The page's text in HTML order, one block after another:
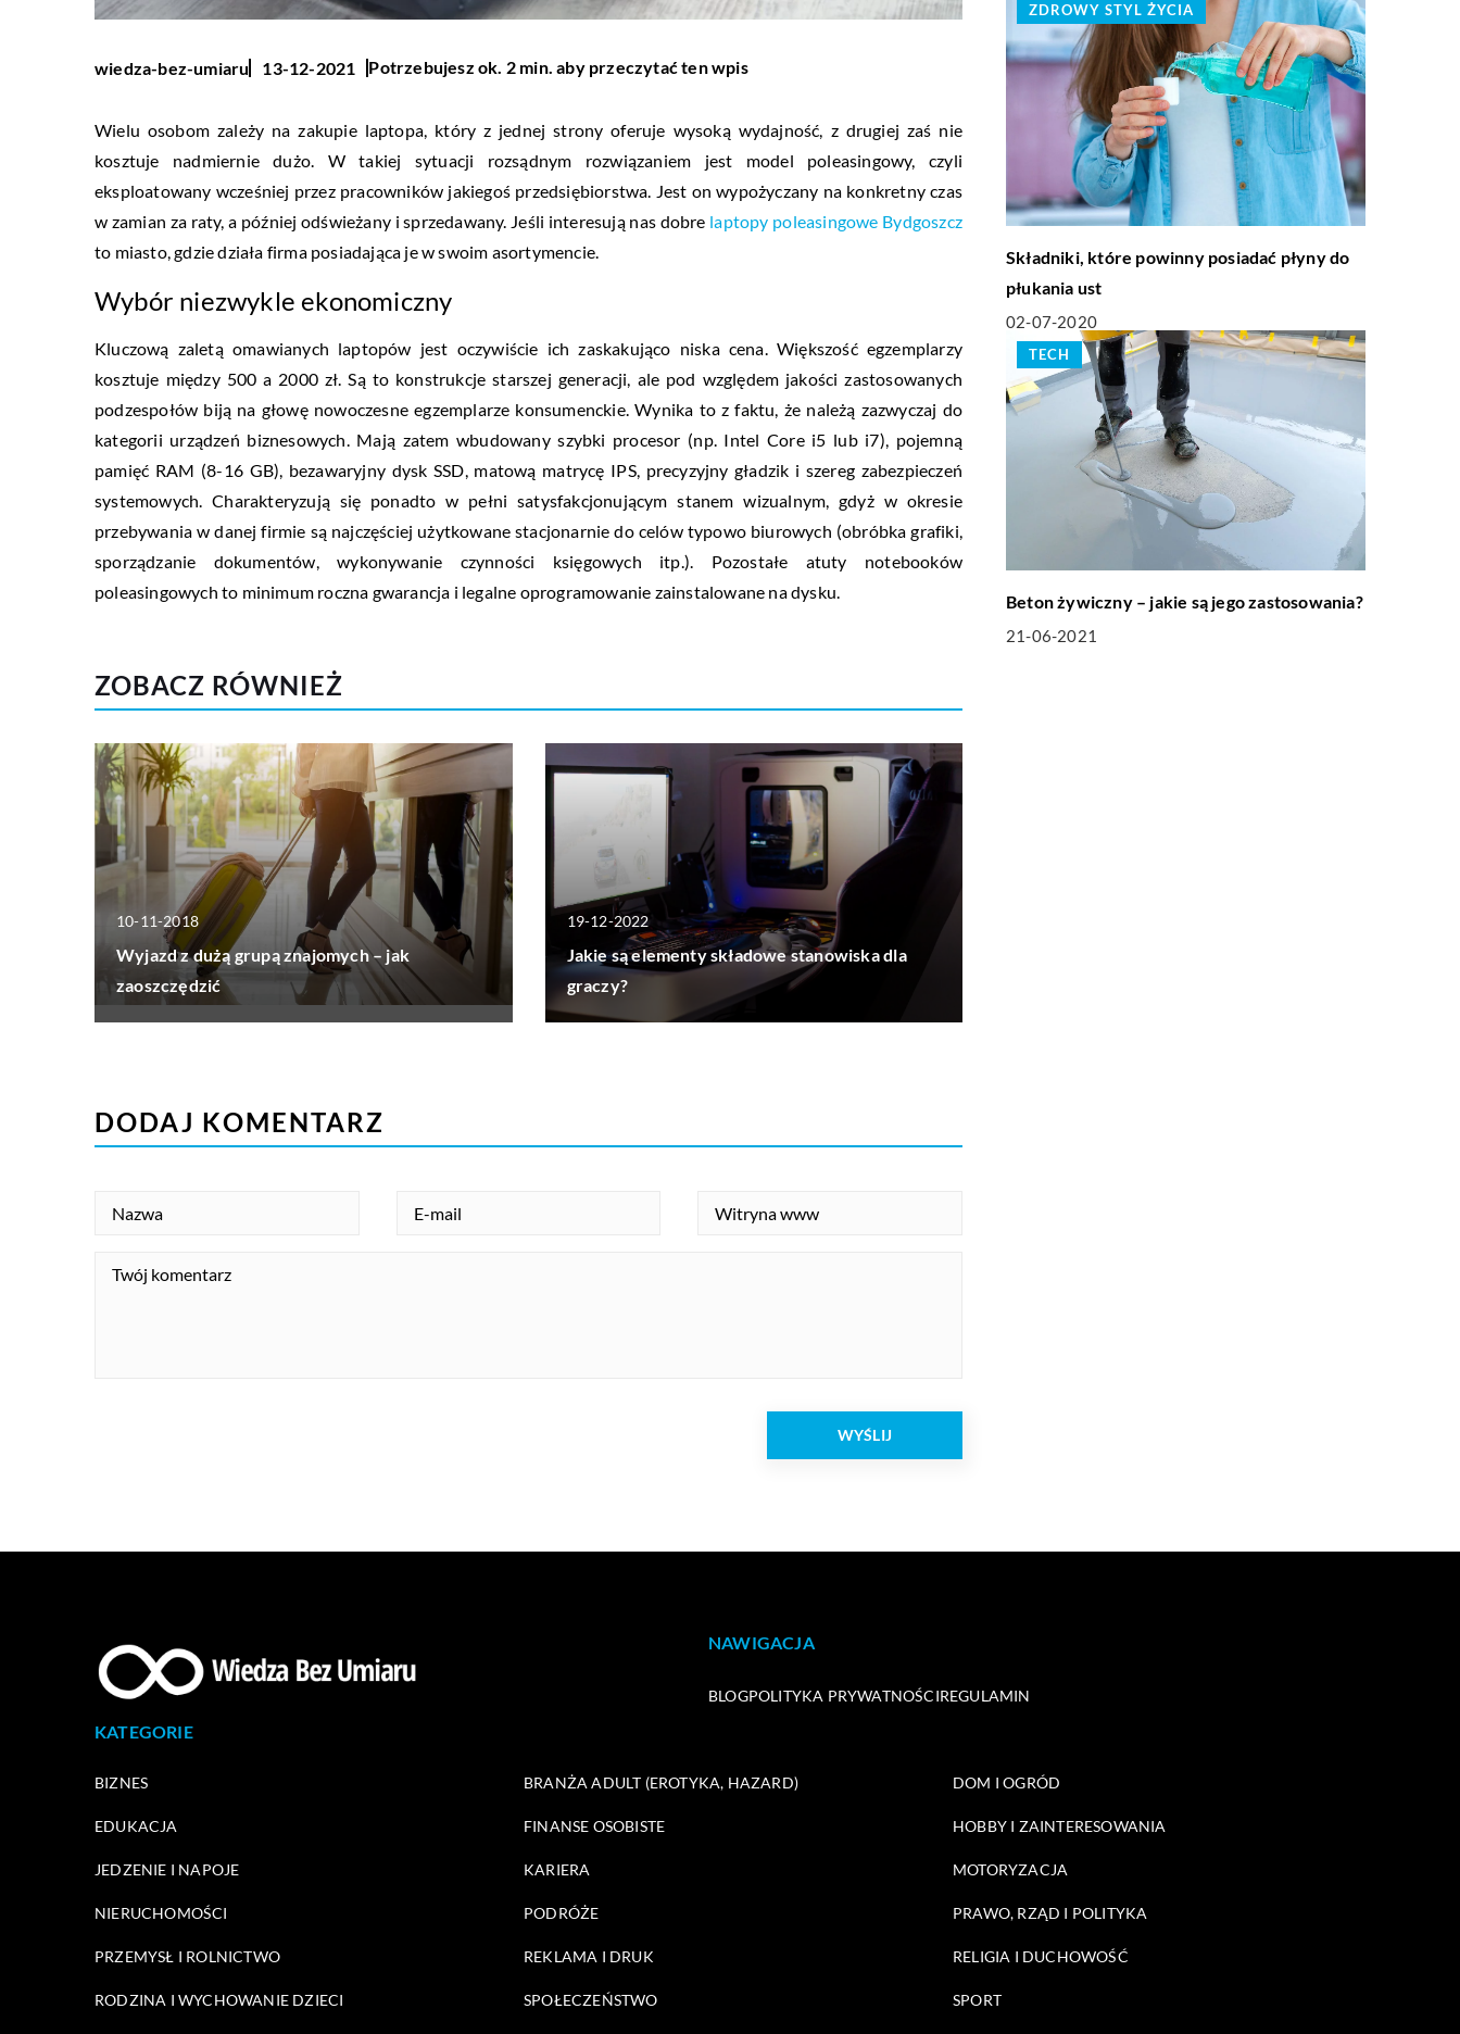
wiedza-bez-umiaru 13-12-2021 Potrzebujesz ok. 2 min. aby przeczytać ten wpis
Wielu osobom zależy na zakupie laptopa, który z jednej strony oferuje wysoką wydajność, z drugiej zaś nie
kosztuje nadmiernie dużo. W takiej sytuacji rozsądnym rozwiązaniem jest model poleasingowy, czyli
eksploatowany wcześniej przez pracowników jakiegoś przedsiębiorstwa. Jest on wypożyczany na konkretny czas
w zamian za raty, a później odświeżany i sprzedawany. Jeśli interesują nas dobre laptopy poleasingowe Bydgoszcz
to miasto, gdzie działa firma posiadająca je w swoim asortymencie.
Wybór niezwykle ekonomiczny
Kluczową zaletą omawianych laptopów jest oczywiście ich zaskakująco niska cena. Większość egzemplarzy
kosztuje między 500 a 2000 zł. Są to konstrukcje starszej generacji, ale pod względem jakości zastosowanych
podzespołów biją na głowę nowoczesne egzemplarze konsumenckie. Wynika to z faktu, że należą zazwyczaj do
kategorii urządzeń biznesowych. Mają zatem wbudowany szybki procesor (np. Intel Core i5 lub i7), pojemną
pamięć RAM (8-16 GB), bezawaryjny dysk SSD, matową matrycę IPS, precyzyjny gładzik i szereg zabezpieczeń
systemowych. Charakteryzują się ponadto w pełni satysfakcjonującym stanem wizualnym, gdyż w okresie
przebywania w danej firmie są najczęściej użytkowane stacjonarnie do celów typowo biurowych (obróbka grafiki,
sporządzanie dokumentów, wykonywanie czynności księgowych itp.). Pozostałe atuty notebooków
poleasingowych to minimum roczna gwarancja i legalne oprogramowanie zainstalowane na dysku.
ZOBACZ RÓWNIEŻ
10-11-2018
Wyjazd z dużą grupą znajomych – jak
zaoszczędzić
19-12-2022
Jakie są elementy składowe stanowiska dla
graczy?
ZDROWY STYL ŻYCIA
Składniki, które powinny posiadać płyny do
płukania ust
02-07-2020
TECH
Beton żywiczny – jakie są jego zastosowania?
21-06-2021
DODAJ KOMENTARZ
NAWIGACJA
BLOGPOLITYKA PRYWATNOŚCIREGULAMIN
KATEGORIE
BIZNES BRANŻA ADULT (EROTYKA, HAZARD) DOM I OGRÓD
EDUKACJA FINANSE OSOBISTE HOBBY I ZAINTERESOWANIA
JEDZENIE I NAPOJE KARIERA MOTORYZACJA
NIERUCHOMOŚCI PODRÓŻE PRAWO, RZĄD I POLITYKA
PRZEMYSŁ I ROLNICTWO REKLAMA I DRUK RELIGIA I DUCHOWOŚĆ
RODZINA I WYCHOWANIE DZIECI SPOŁECZEŃSTWO SPORT